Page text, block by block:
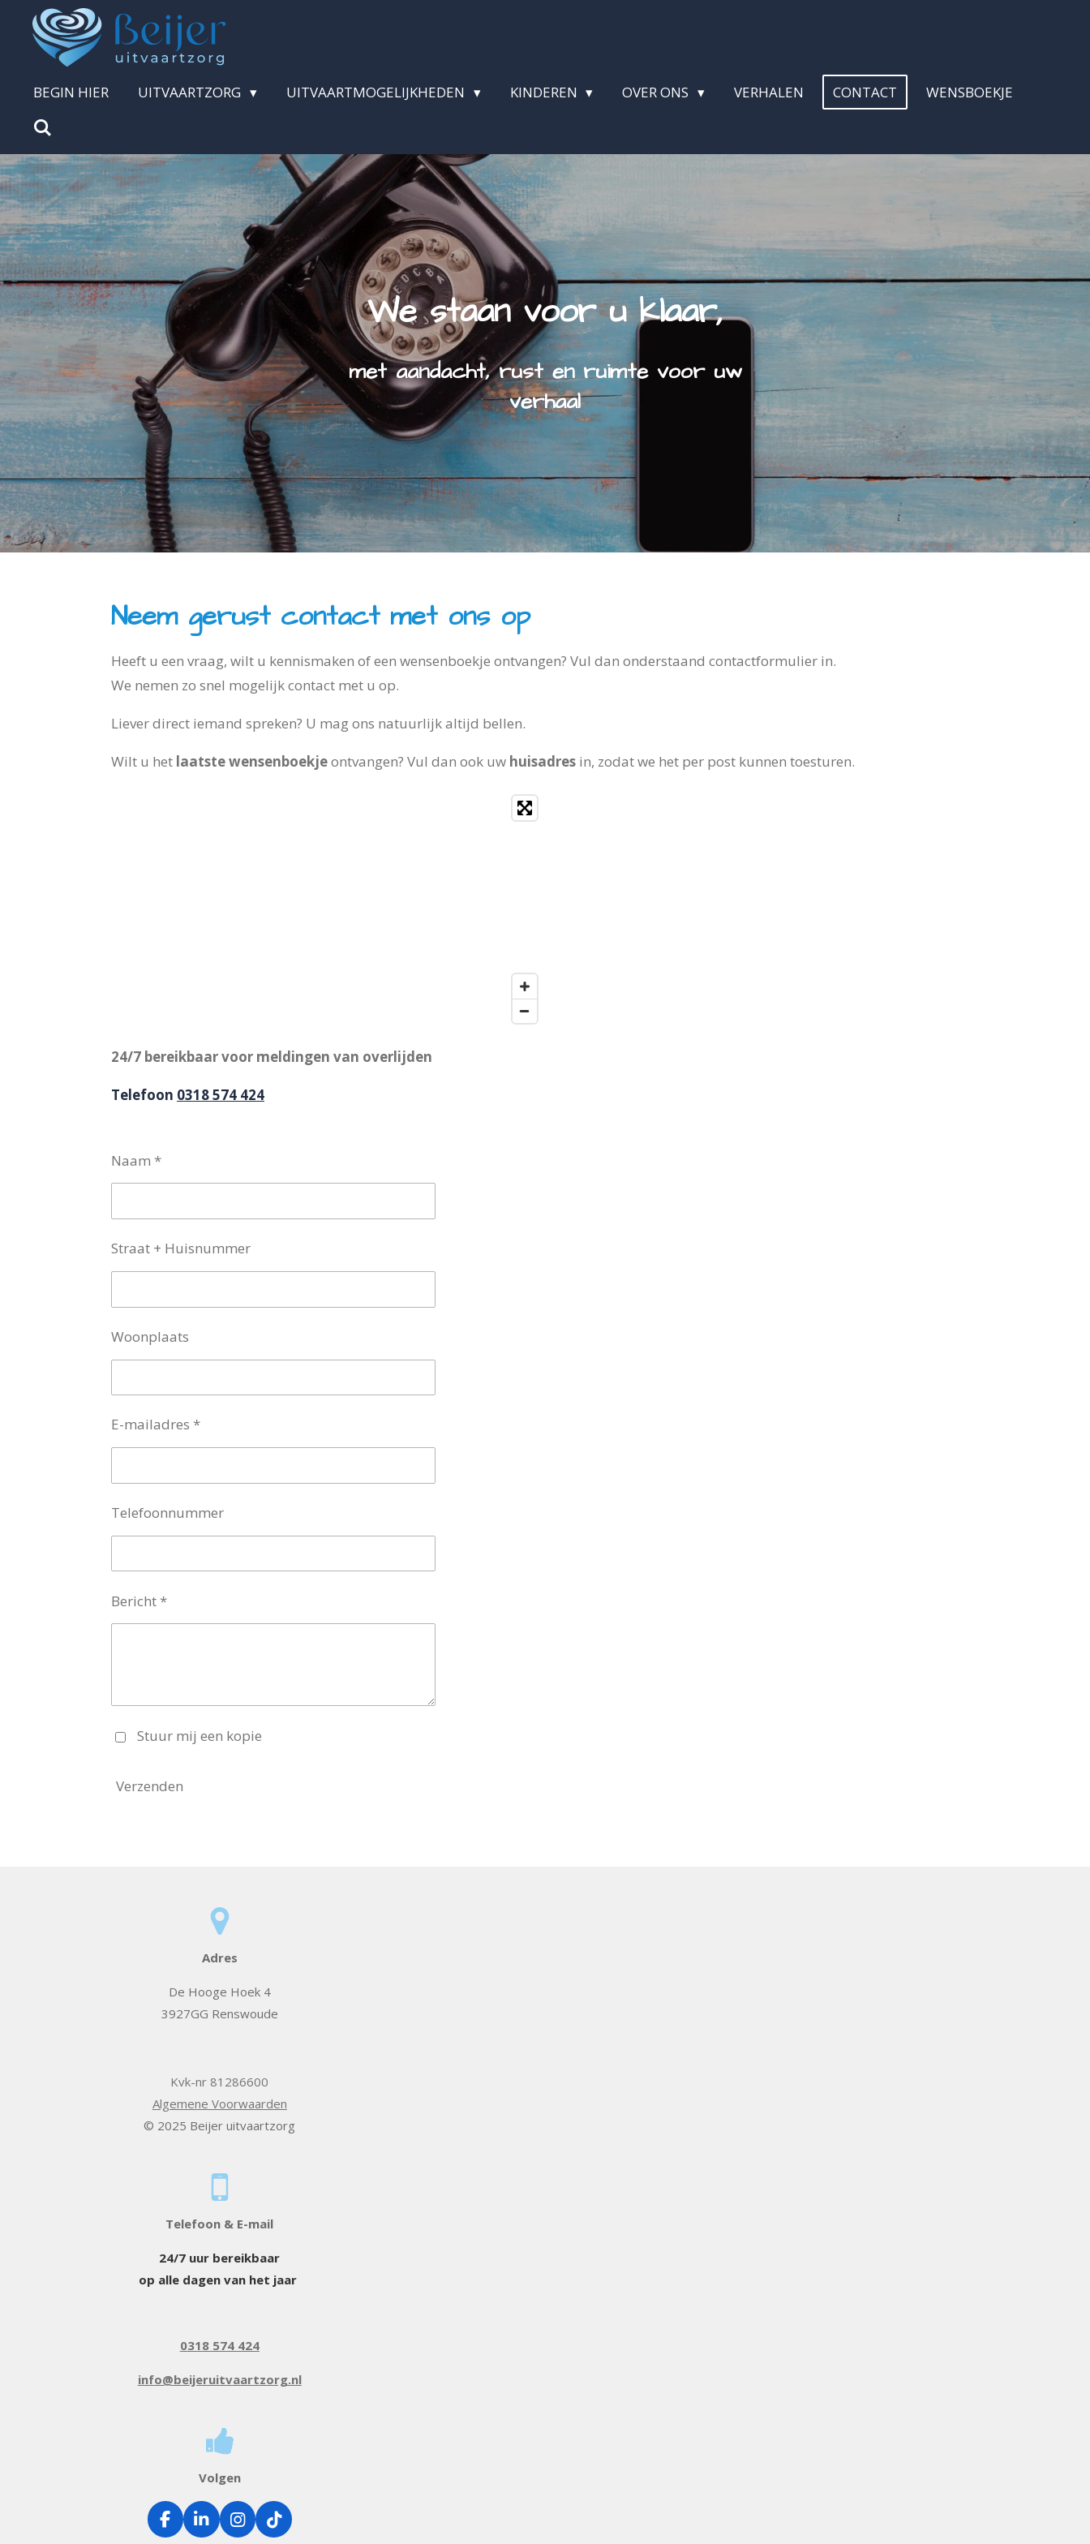
direct
hoofdinhoud
BEGIN HIER UITVAARTZORG UITVAARTMOGELIJKHEDEN KINDEREN OVER ONS VERHALEN CONTACT WENSBOEKJE
We staan voor u klaar,
met aandacht, rust en ruimte voor uw
verhaal
Neem gerust contact met ons op
Heeft u een vraag, wilt u kennismaken of een wensenboekje ontvangen? Vul dan onderstaand contactformulier in.
We nemen zo snel mogelijk contact met u op.
Liever direct iemand spreken? U mag ons natuurlijk altijd bellen.
Wilt u het laatste wensenboekjeontvangen? Vul dan ook uw huisadres in, zodat we het per post kunnen toesturen.
24/7 bereikbaar voor meldingen van overlijden
Telefoon 0318 574 424
Naam *
Straat + Huisnummer
Woonplaats
E-mailadres *
Telefoonnummer
Bericht *
Stuur mij een kopie
Verzenden
Adres
De Hooge Hoek 4
3927GG Renswoude
Kvk-nr 81286600
Algemene Voorwaarden
© 2025 Beijer uitvaartzorg
Telefoon & E-mail
24/7 uur bereikbaar
op alle dagen van het jaar
0318 574 424
info@beijeruitvaartzorg.nl
Volgen
F
L
I
T